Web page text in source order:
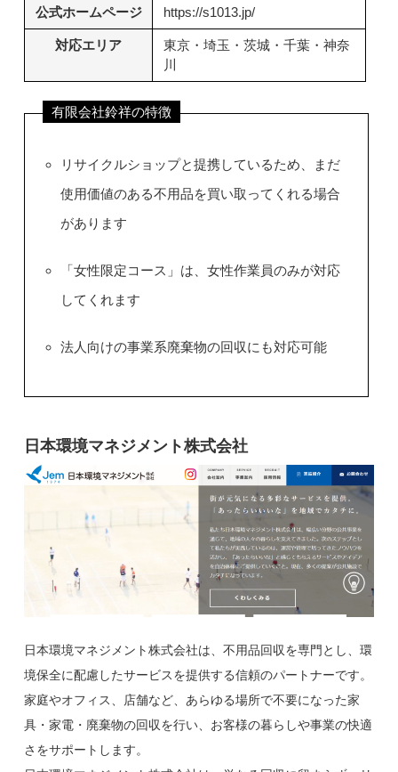
公式ホームページ https://s1013.jp/
対応エリア
東京・埼玉・茨城・千葉・神奈
川
有限会社鈴祥の特徴
リサイクルショップと提携しているため、まだ
使用価値のある不用品を買い取ってくれる場合
があります
「女性限定コース」は、女性作業員のみが対応
してくれます
法人向けの事業系廃棄物の回収にも対応可能
日本環境マネジメント株式会社
日本環境マネジメント株式会社は、不用品回収を専門とし、環
境保全に配慮したサービスを提供する信頼のパートナーです。
家庭やオフィス、店舗など、あらゆる場所で不要になった家
具・家電・廃棄物の回収を行い、お客様の暮らしや事業の快適
さをサポートします。